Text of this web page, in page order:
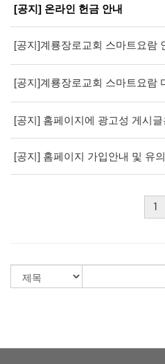
[공지] 온라인 헌금 안내
[공지]계룡장로교회 스마트요람
[공지]계룡장로교회 스마트요람
[공지] 홈페이지에 광고성 게시
[공지] 홈페이지 가입안내 및 유
1